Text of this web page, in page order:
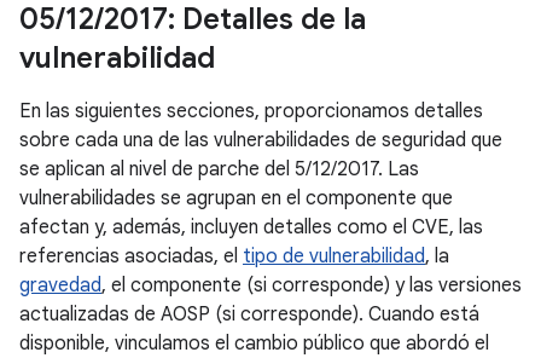
05/12/2017: Detalles de la
vulnerabilidad
En las siguientes secciones, proporcionamos detalles
sobre cada una de las vulnerabilidades de seguridad que
se aplican al nivel de parche del 5/12/2017. Las
vulnerabilidades se agrupan en el componente que
afectan y, además, incluyen detalles como el CVE, las
referencias asociadas, el tipo de vulnerabilidad, la
gravedad, el componente (si corresponde) y las versiones
actualizadas de AOSP (si corresponde). Cuando está
disponible, vinculamos el cambio público que abordó el